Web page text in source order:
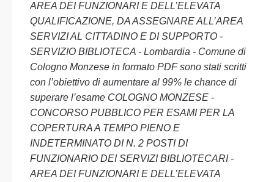
AREA DEI FUNZIONARI E DELL’ELEVATA
QUALIFICAZIONE, DA ASSEGNARE ALL’AREA
SERVIZI AL CITTADINO E DI SUPPORTO -
SERVIZIO BIBLIOTECA - Lombardia - Comune di
Cologno Monzese in formato PDF sono stati scritti
con l’obiettivo di aumentare al 99% le chance di
superare l’esame COLOGNO MONZESE -
CONCORSO PUBBLICO PER ESAMI PER LA
COPERTURA A TEMPO PIENO E
INDETERMINATO DI N. 2 POSTI DI
FUNZIONARIO DEI SERVIZI BIBLIOTECARI -
AREA DEI FUNZIONARI E DELL’ELEVATA